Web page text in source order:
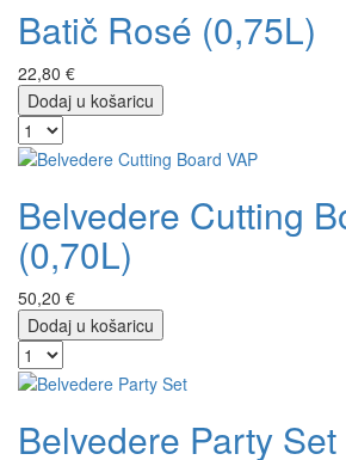
Batič Rosé (0,75L)
22,80 €
Dodaj u košaricu
Belvedere Cutting
(0,70L)
50,20 €
Dodaj u košaricu
Belvedere Party Set